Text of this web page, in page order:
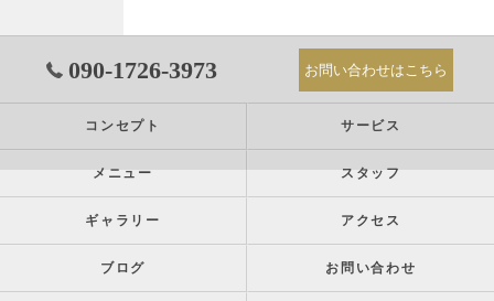
090-1726-3973 お問い合わせはこちら
コンセプト サービス
メニュー スタッフ
ギャラリー アクセス
ブログ お問い合わせ